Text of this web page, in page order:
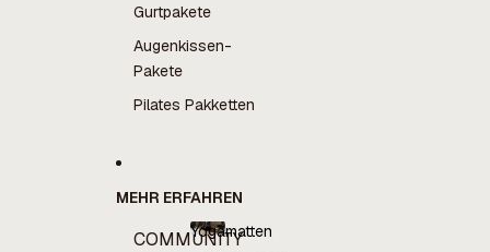
Gurtpakete
Augenkissen-
Pakete
Pilates Pakketten
MEHR ERFAHREN
COMMUNITY
Yogamatten